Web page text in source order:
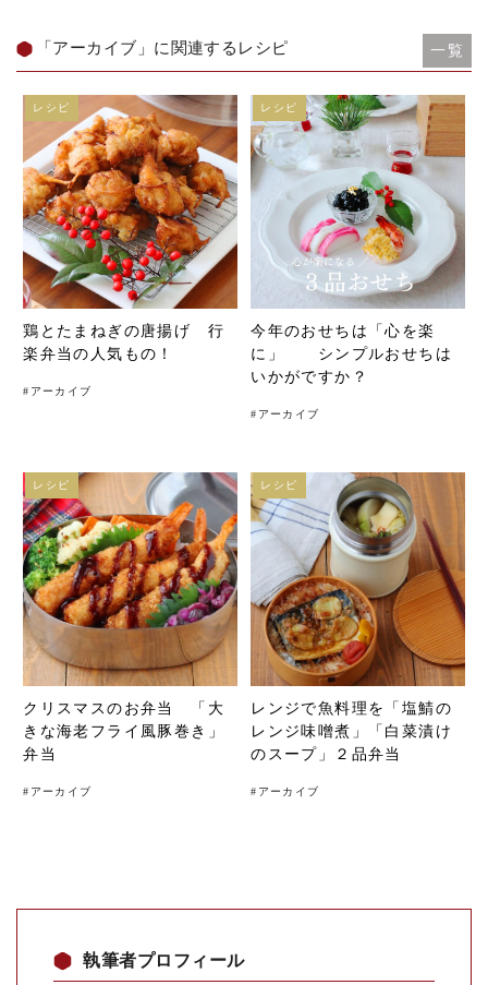
「アーカイブ」に関連するレシピ 一覧
鶏とたまねぎの唐揚げ 行
楽弁当の人気もの！
# アーカイブ
レシピ
今年のおせちは「心を楽
に」 シンプルおせちは
いかがですか？
# アーカイブ
レシピ
クリスマスのお弁当 「大
きな海老フライ風豚巻き」
弁当
# アーカイブ
レシピ
レンジで魚料理を「塩鯖の
レンジ味噌煮」「白菜漬け
のスープ」２品弁当
# アーカイブ
レシピ
執筆者プロフィール